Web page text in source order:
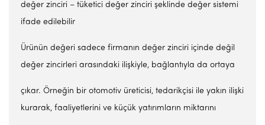
değer zinciri – tüketici değer zinciri şeklinde değer sistemi
ifade edilebilir
Ürünün değeri sadece firmanın değer zinciri içinde değil
değer zincirleri arasındaki ilişkiyle, bağlantıyla da ortaya
çıkar. Örneğin bir otomotiv üreticisi, tedarikçisi ile yakın ilişki
kurarak, faaliyetlerini ve küçük yatırımların miktarını